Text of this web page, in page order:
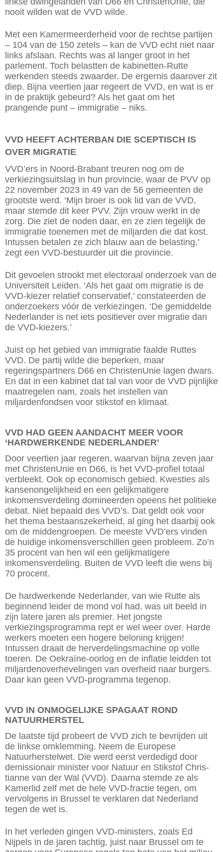
nooit wilden wat de VVD wilde.
Met een Kamermeerderheid voor de rechtse partijen
– 104 van de 150 zetels – kan de VVD echt niet naar
links afslaan. Rechts was al langer groot in het
parlement. Toch belastten de kabinetten-Rutte
werkenden steeds zwaarder. De ergernis daarover zit
diep. Bijna veertien jaar regeert de VVD, en wat is er
in de praktijk gebeurd? Als het gaat om het
prangende punt – immigratie – niks.
VVD HEEFT ACHTERBAN DIE SCEPTISCH IS
OVER MIGRATIE
VVD’ers in Noord-Brabant treuren nog om de
verkiezingsuitslag in hun provincie, waar de PVV op
22 november 2023 in 49 van de 56 gemeenten de
grootste werd. ‘Mijn broer is ook lid van de VVD,
maar stemde dit keer PVV. Zijn vrouw werkt in de
zorg. Die ziet de noden daar, en ze zien tegelijk de
immigratie toenemen met de miljarden die dat kost.
Intussen betalen ze zich blauw aan de belasting,’
zegt een VVD-bestuurder uit die provincie.
Dit gevoelen strookt met electoraal onderzoek van de
Universiteit Leiden. ‘Als het gaat om migratie is de
VVD-kiezer relatief conservatief,’ constateerden de
onderzoekers vóór de verkiezingen. ‘De gemiddelde
Nederlander is net iets positiever over migratie dan
de VVD-kiezers.’
Juist op het gebied van immigratie faalde Ruttes
VVD. De partij wilde die beperken, maar
regeringspartners D66 en ChristenUnie lagen dwars.
En dat in een kabinet dat tal van voor de VVD pijnlijke
maatregelen nam, zoals het instellen van
miljardenfondsen voor stikstof en klimaat.
VVD HAD GEEN AANDACHT MEER VOOR
‘HARDWERKENDE NEDERLANDER’
Door veertien jaar regeren, waarvan bijna zeven jaar
met ChristenUnie en D66, is het VVD-profiel totaal
verbleekt. Ook op economisch gebied. Kwesties als
kansen­ongelijkheid en een gelijkmatigere
inkomensverdeling domineerden opeens het politieke
debat. Niet bepaald des VVD’s. Dat geldt ook voor
het thema bestaanszekerheid, al ging het daarbij ook
om de middengroepen. De meeste VVD’ers vinden
de huidige inkomensverschillen geen probleem. Zo’n
35 procent van hen wil een gelijkmatigere
inkomensverdeling. Buiten de VVD leeft die wens bij
70 procent.
De hardwerkende Nederlander, van wie Rutte als
beginnend leider de mond vol had, was uit beeld in
zijn latere jaren als premier. Het jongste
verkiezingsprogramma rept er wel weer over. Harde
werkers moeten een hogere beloning krijgen!
Intussen draait de herverdelingsmachine op volle
toeren. De Oekraïne-oorlog en de inflatie leidden tot
miljardenoverhevelingen van overheid naar burgers.
Daar kan geen VVD-programma tegenop.
VVD IN ONMOGELIJKE SPAGAAT ROND
NATUURHERSTEL
De laatste tijd probeert de VVD zich te bevrijden uit
de linkse omklemming. Neem de Europese
Natuurherstelwet. Die werd eerst verdedigd door
demissionair minister voor Natuur en Stikstof Chris­
tianne van der Wal (VVD). Daarna stemde ze als
Kamerlid zelf met de hele ­VVD-fractie tegen, om
vervolgens in Brussel te verklaren dat Nederland
tegen de wet is.
In het verleden gingen VVD-ministers, zoals Ed
Nijpels in de jaren tachtig, juist naar Brussel om te